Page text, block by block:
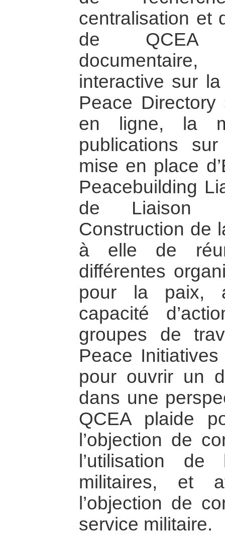
centralisation et
de QCEA
interactive sur
Peace
en ligne, la
publications
mise en place
Peacebuilding
de Liaison
Construction de
à elle de
différentes
pour la paix,
capacité
groupes de
Peace
pour ouvrir un
dans une
QCEA plaide
l’objection de
l’utilisation
militaires, et
l’objection de
service militaire.